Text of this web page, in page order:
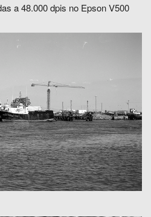
a 48.000 dpis no Epson V500